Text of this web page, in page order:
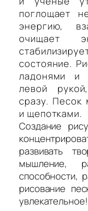
поглощает
энергию,
очищает
состояние.
ладонями и
левой
сразу. Песок
и щепотками.
Создание
развивать
мышление,
способности,
рисование